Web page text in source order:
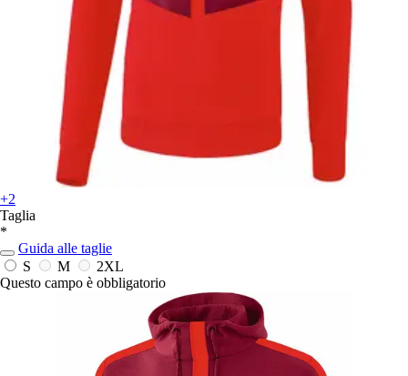
+2
Taglia
*
Guida alle taglie
S
M
2XL
Questo campo è obbligatorio